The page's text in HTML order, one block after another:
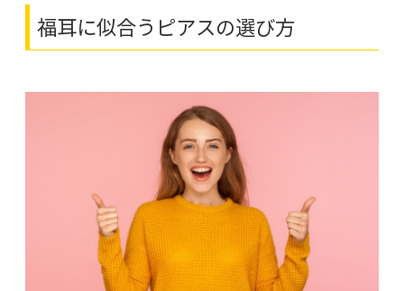
福耳に似合うピアスの選び方